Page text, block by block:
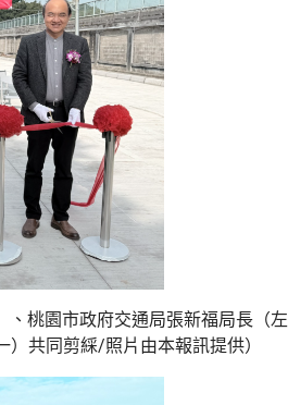
桃園市政府交通局張新福局長（左
）共同剪綵/照片由本報訊提供）